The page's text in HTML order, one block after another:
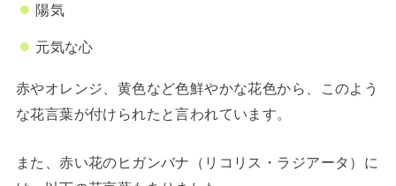
陽気
元気な心
赤やオレンジ、黄色など色鮮やかな花色から、このよう
な花言葉が付けられたと言われています。
また、赤い花のヒガンバナ（リコリス・ラジアータ）に